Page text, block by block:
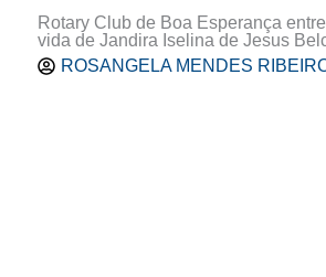
Rotary Club de Boa Esperança
vida de Jandira Iselina de Jesus
ROSANGELA MENDES